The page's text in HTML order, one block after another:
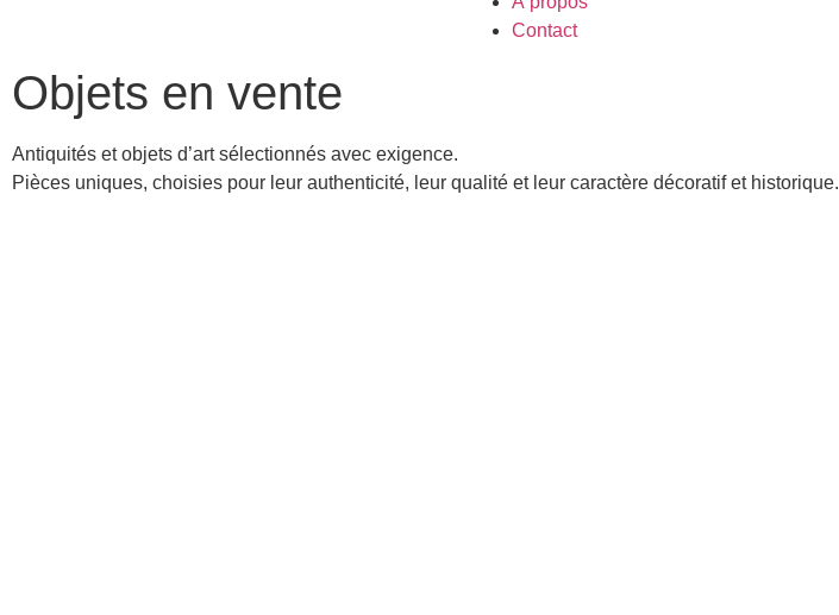
Contact
Objets en vente
Antiquités et objets d’art sélectionnés avec exigence.
Pièces uniques, choisies pour leur authenticité, leur qualité et leur caractère décoratif et historique.